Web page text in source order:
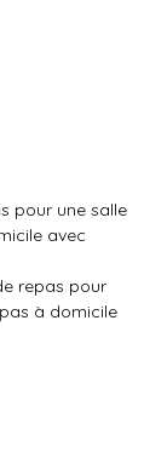
pour une salle
avec
repas pour
à domicile